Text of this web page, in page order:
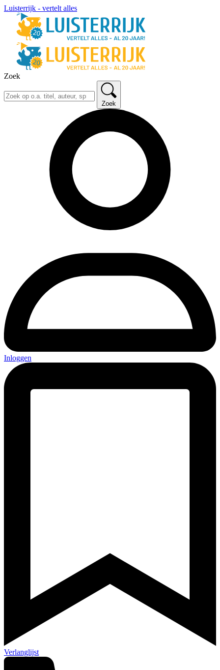
Luisterrijk - vertelt alles
Zoek
Zoek
Inloggen
Verlanglijst